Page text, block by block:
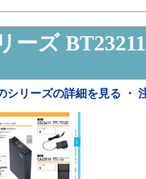
ーズ BT23211
シリーズの詳細を見る ・